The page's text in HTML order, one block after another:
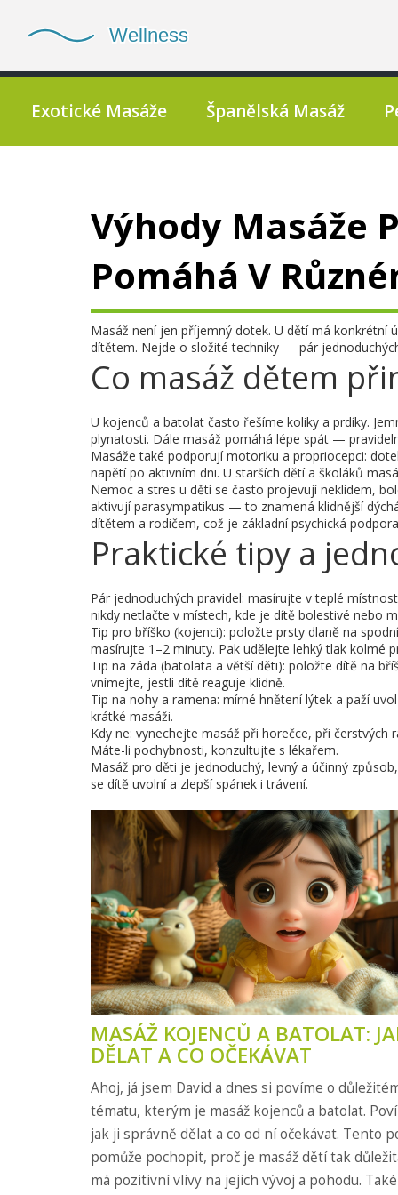
Exotické Masáže Španělská Masáž
Výhody Masáže
Pomáhá V
Masáž není jen příjemný dotek. U dětí má konkrétní
dítětem. Nejde o složité techniky — pár
Co masáž dětem
U kojenců a batolat často řešíme koliky a prdíky.
plynatosti. Dále masáž pomáhá lépe spát —
Masáže také podporují motoriku a propriocepci:
napětí po aktivním dni. U starších dětí a školáků
Nemoc a stres u dětí se často projevují neklidem,
aktivují parasympatikus — to znamená klidnější
dítětem a rodičem, což je základní psychická
Praktické tipy a
Pár jednoduchých pravidel: masírujte v teplé
nikdy netlačte v místech, kde je dítě bolestivé nebo
Tip pro bříško (kojenci): položte prsty dlaně na
masírujte 1–2 minuty. Pak udělejte lehký tlak kolmé
Tip na záda (batolata a větší děti): položte dítě na
vnímejte, jestli dítě reaguje klidně.
Tip na nohy a ramena: mírné hnětení lýtek a paží
krátké masáži.
Kdy ne: vynechejte masáž při horečce, při
Máte-li pochybnosti, konzultujte s lékařem.
Masáž pro děti je jednoduchý, levný a účinný
se dítě uvolní a zlepší spánek i trávení.
MASÁŽ KOJENCŮ A BATOLAT:
DĚLAT A CO OČEKÁVAT
Ahoj, já jsem David a dnes si povíme o
tématu, kterým je masáž kojenců a batolat.
jak ji správně dělat a co od ní očekávat. Tento
pomůže pochopit, proč je masáž dětí tak
má pozitivní vlivy na jejich vývoj a pohodu.